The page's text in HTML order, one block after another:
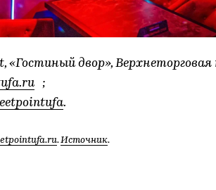
«Гостиный двор», Верхнеторговая
;
.
.Источник.